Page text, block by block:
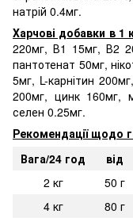
натрій 0.4мг.
Харчові добавки в 1
220мг, В1 15мг, В2
пантотенат 50мг,
5мг, L-карнітин
200мг, цинк 160мг,
селен 0.25мг.
Рекомендації щодо
Вага/24 год
від
2 кг
50 г
4 кг
80 г